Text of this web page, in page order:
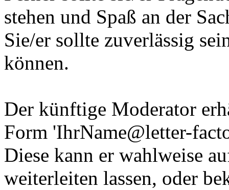
stehen und Spaß an der
Sie/er sollte zuverlässig
können.
Der künftige Moderator
Form 'IhrName@letter-
Diese kann er wahlweise
weiterleiten lassen, oder